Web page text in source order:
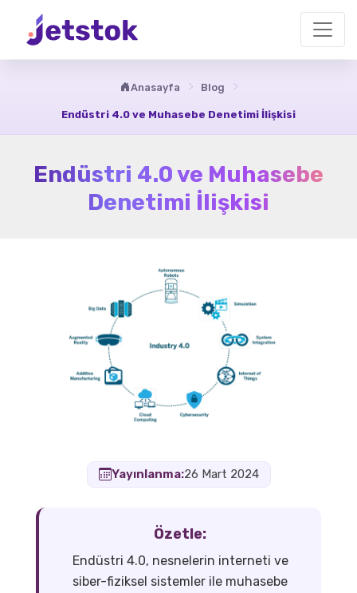
Anasayfa Blog
Endüstri 4.0 ve Muhasebe Denetimi İlişkisi
Endüstri 4.0 ve Muhasebe
Denetimi İlişkisi
Yayınlanma:26 Mart 2024
Özetle:
Endüstri 4.0, nesnelerin interneti ve
siber-fiziksel sistemler ile muhasebe